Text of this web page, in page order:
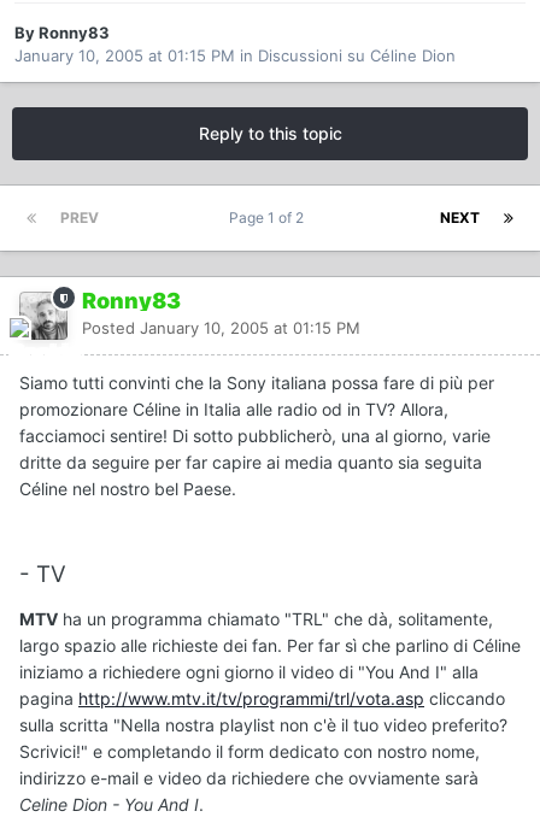
By Ronny83
January 10, 2005 at 01:15 PM in Discussioni su Céline Dion
Reply to this topic
PREV NEXT
Page 1 of 2
Ronny83
Posted January 10, 2005 at 01:15 PM
Siamo tutti convinti che la Sony italiana possa fare di più per
promozionare Céline in Italia alle radio od in TV? Allora,
facciamoci sentire! Di sotto pubblicherò, una al giorno, varie
dritte da seguire per far capire ai media quanto sia seguita
Céline nel nostro bel Paese.
- TV
MTV ha un programma chiamato "TRL" che dà, solitamente,
largo spazio alle richieste dei fan. Per far sì che parlino di Céline
iniziamo a richiedere ogni giorno il video di "You And I" alla
pagina http://www.mtv.it/tv/programmi/trl/vota.asp cliccando
sulla scritta "Nella nostra playlist non c'è il tuo video preferito?
Scrivici!" e completando il form dedicato con nostro nome,
indirizzo e-mail e video da richiedere che ovviamente sarà
Celine Dion - You And I.